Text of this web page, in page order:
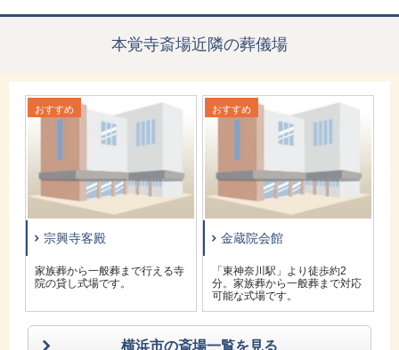
本覚寺斎場近隣の葬儀場
おすすめ
宗興寺客殿
家族葬から一般葬まで行える寺
院の貸し式場です。
おすすめ
金蔵院会館
「東神奈川駅」より徒歩約2
分。家族葬から一般葬まで対応
可能な式場です。
横浜市の斎場一覧を見る